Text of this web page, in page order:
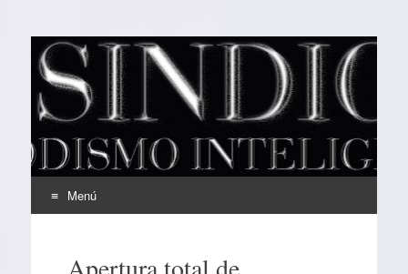
EL SINDICAL
Periodismo Inteligente
Menú
contenido